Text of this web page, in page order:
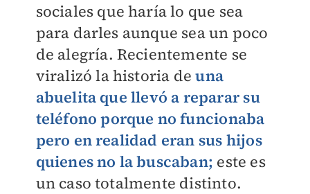
sociales que haría lo que sea
para darles aunque sea un poco
de alegría. Recientemente se
viralizó la historia deuna
abuelita que llevó a reparar su
teléfono porque no funcionaba
pero en realidad eran sus hijos
quienes no la buscaban; este es
un caso totalmente distinto.